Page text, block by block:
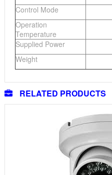
Control Mode
Operation
Temperature
Supplied Power
Weight
RELATED PRODUCTS